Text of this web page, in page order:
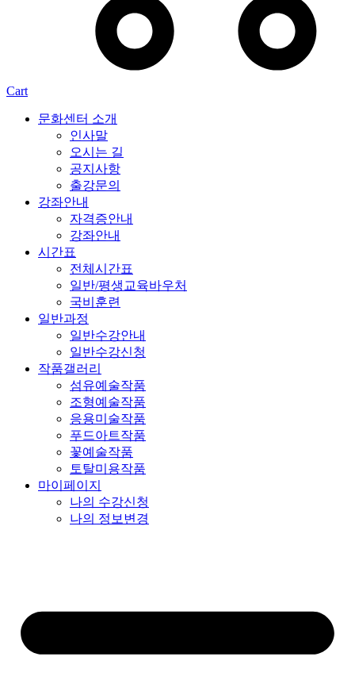
Cart
문화센터 소개
인사말
오시는 길
공지사항
출강문의
강좌안내
자격증안내
강좌안내
시간표
전체시간표
일반/평생교육바우처
국비훈련
일반과정
일반수강안내
일반수강신청
작품갤러리
섬유예술작품
조형예술작품
응용미술작품
푸드아트작품
꽃예술작품
토탈미용작품
마이페이지
나의 수강신청
나의 정보변경